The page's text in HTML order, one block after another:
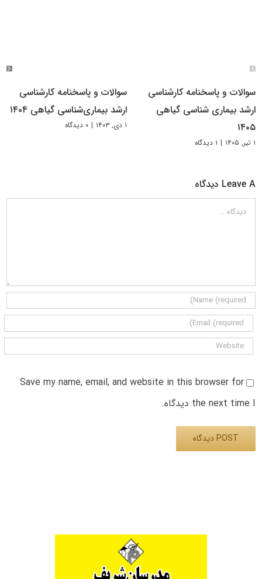
سوالات و پاسخنامه کارشناسی
ارشد بیماری شناسی گیاهی
۱۴۰۵
۱ تیر, ۱۴۰۵ | ۱ دیدگاه
سوالات و پاسخنامه کارشناسی
ارشد بیماری‌‌شناسی گیاهی ۱۴۰۴
۱ دی, ۱۴۰۳ | ۰ دیدگاه
Leave A دیدگاه
دیدگاه
Save my name, email, and website in this browser for
the next time I دیدگاه.